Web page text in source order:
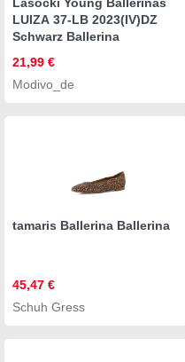
LUIZA 37-LB 2023(IV)DZ
Schwarz Ballerina
21,99 €
Modivo_de
tamaris Ballerina Ballerina
45,47 €
Schuh Gress